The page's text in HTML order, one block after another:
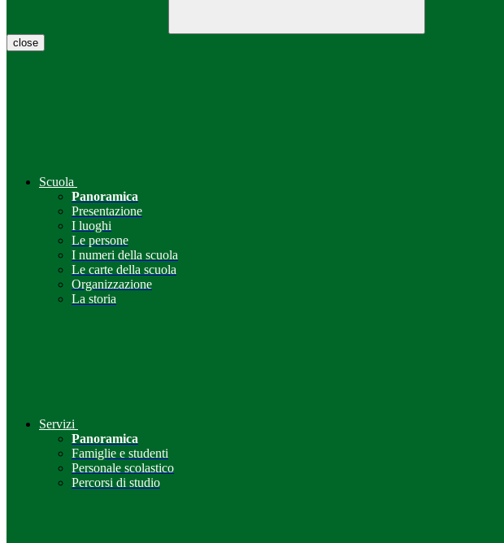
close
Scuola
Panoramica
Presentazione
I luoghi
Le persone
I numeri della scuola
Le carte della scuola
Organizzazione
La storia
Servizi
Panoramica
Famiglie e studenti
Personale scolastico
Percorsi di studio